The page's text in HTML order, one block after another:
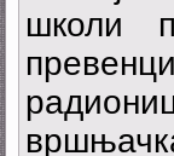
школи